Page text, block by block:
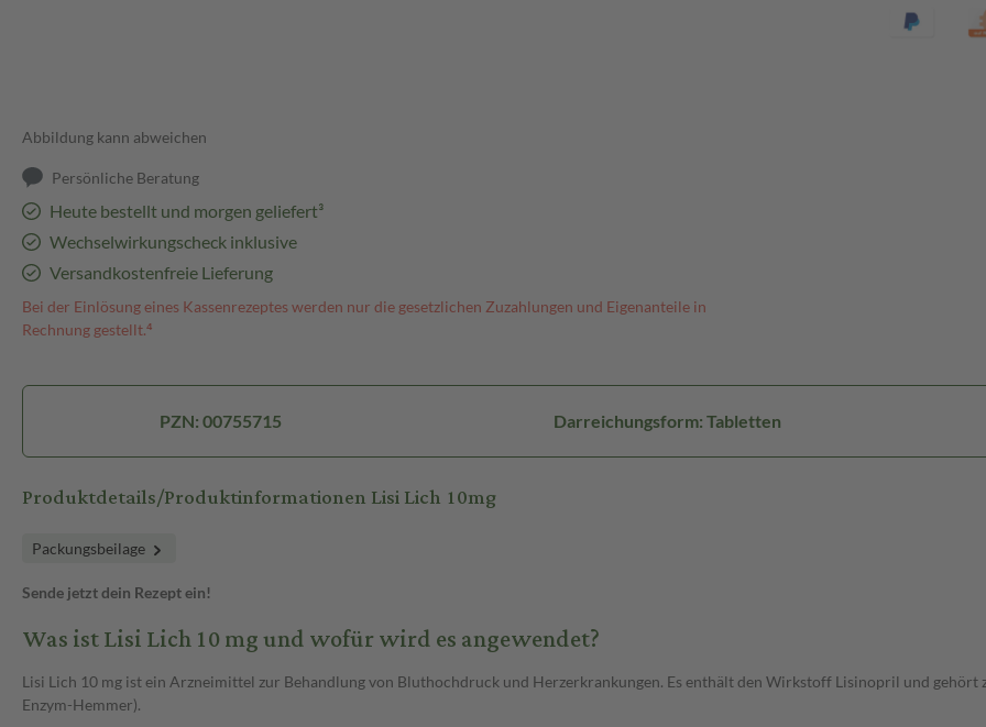
Abbildung kann abweichen
Persönliche Beratung
Heute bestellt und morgen geliefert³
Wechselwirkungscheck inklusive
Versandkostenfreie Lieferung
Bei der Einlösung eines Kassenrezeptes werden nur die gesetzlichen Zuzahlungen und Eigenanteile in
Rechnung gestellt.⁴
PZN: 00755715 Darreichungsform: Tabletten
Produktdetails/Produktinformationen Lisi Lich 10mg
Packungsbeilage
Sende jetzt dein Rezept ein!
Was ist Lisi Lich 10 mg und wofür wird es angewendet?
Lisi Lich 10 mg ist ein Arzneimittel zur Behandlung von Bluthochdruck und Herzerkrankungen. Es enthält den Wirkstoff Lisinopril und
Enzym-Hemmer).